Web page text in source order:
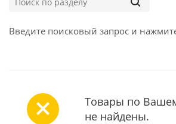
Введите поисковый запрос и
Товары по
не найдены.